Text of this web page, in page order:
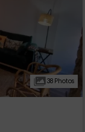
38 Photos